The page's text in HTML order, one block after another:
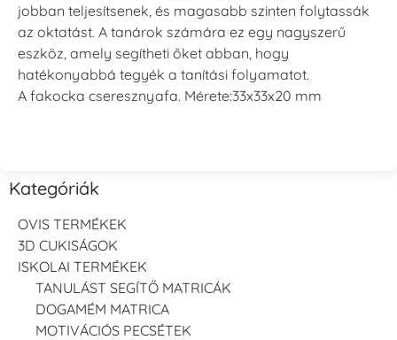
jobban teljesítsenek, és magasabb szinten folytassák
az oktatást. A tanárok számára ez egy nagyszerű
eszköz, amely segítheti őket abban, hogy
hatékonyabbá tegyék a tanítási folyamatot.
A fakocka cseresznyafa. Mérete:33x33x20 mm
Kategóriák
OVIS TERMÉKEK
3D CUKISÁGOK
ISKOLAI TERMÉKEK
TANULÁST SEGÍTŐ MATRICÁK
DOGAMÉM MATRICA
MOTIVÁCIÓS PECSÉTEK